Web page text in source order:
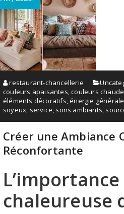
restaurant-chancellerie
couleurs apaisantes,couleurs
éléments décoratifs,énergie générale
soyeux, service, sons ambiants,
Créer une Ambiance
Réconfortante
chaleureuse